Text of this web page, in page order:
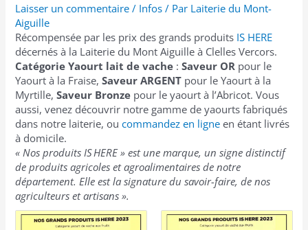
Laisser un commentaire / Infos / Par Laiterie du Mont-
Aiguille
Récompensée par les prix des grands produits IS HERE
décernés à la Laiterie du Mont Aiguille à Clelles Vercors.
Catégorie Yaourt lait de vache : Saveur OR pour le
Yaourt à la Fraise,Saveur ARGENT pour le Yaourt à la
Myrtille,Saveur Bronze pour le yaourt à l’Abricot. Vous
aussi, venez découvrir notre gamme de yaourts fabriqués
dans notre laiterie, ou commandez en ligne en étant livrés
à domicile.
« Nos produits IS HERE » est une marque, un signe distinctif
de produits agricoles et agroalimentaires de notre
département. Elle est la signature du savoir-faire, de nos
agriculteurs et artisans ».